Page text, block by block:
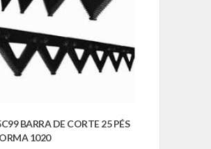
BARRA DE CORTE 25 PÉS
1020